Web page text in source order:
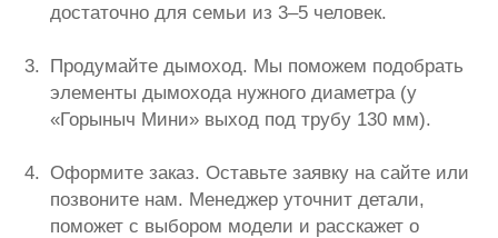
достаточно для семьи из 3–5 человек.
Продумайте дымоход. Мы поможем подобрать
элементы дымохода нужного диаметра (у
«Горыныч Мини» выход под трубу 130 мм).
Оформите заказ. Оставьте заявку на сайте или
позвоните нам. Менеджер уточнит детали,
поможет с выбором модели и расскажет о